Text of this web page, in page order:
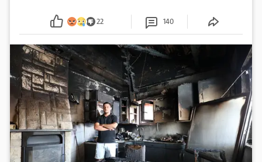
22 140